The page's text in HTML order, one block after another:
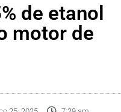
de etanol
motor de